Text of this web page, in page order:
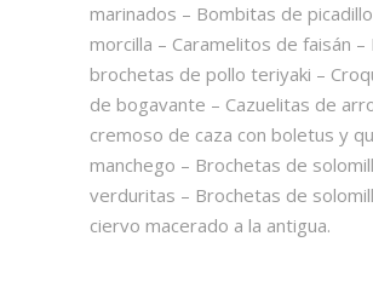
marinados – Bombitas de
morcilla – Caramelitos de faisán –
brochetas de pollo teriyaki –
de bogavante – Cazuelitas de
cremoso de caza con boletus y
manchego – Brochetas de
verduritas – Brochetas de
ciervo macerado a la antigua.